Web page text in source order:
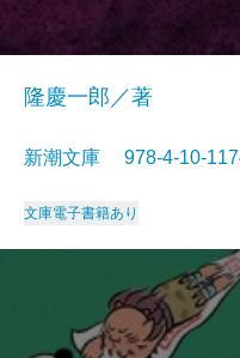
隆慶一郎／著
新潮文庫 978-4-10-
文庫電子書籍あり